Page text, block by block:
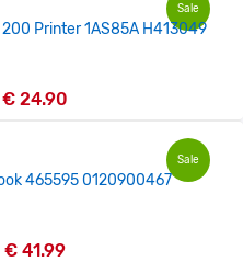
Sale
Printer 1AS85A H413049
€ 24.90
Sale
465595 0120900467
€ 41.99